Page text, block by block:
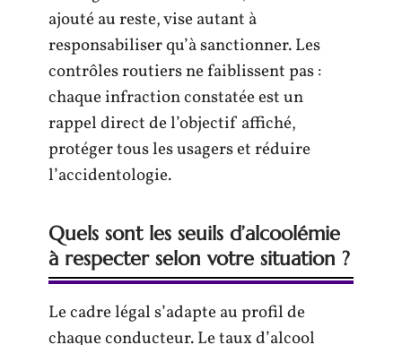
ajouté au reste, vise autant à
responsabiliser qu’à sanctionner. Les
contrôles routiers ne faiblissent pas :
chaque infraction constatée est un
rappel direct de l’objectif affiché,
protéger tous les usagers et réduire
l’accidentologie.
Quels sont les seuils d’alcoolémie
à respecter selon votre situation ?
Le cadre légal s’adapte au profil de
chaque conducteur. Le taux d’alcool